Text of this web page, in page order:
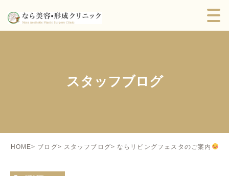
スタッフブログ
HOME ブログ スタッフブログ ならリビングフェスタのご案内